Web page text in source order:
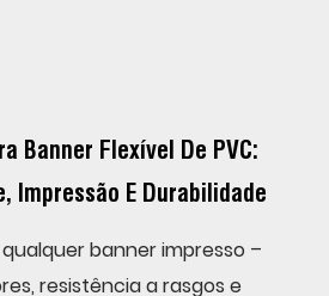
Banner Flexível De PVC:
Impressão E Durabilidade
banner impresso –
resistência a rasgos e